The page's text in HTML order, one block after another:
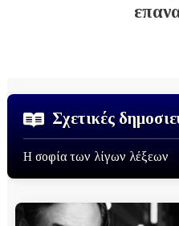
Σχετικές
Η σοφία των λίγων λέξεων